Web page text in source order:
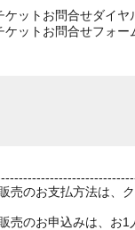
ケットお問合せダイ
ケットお問合せフォ
売のお支払方法は、
売のお申込みは、お1